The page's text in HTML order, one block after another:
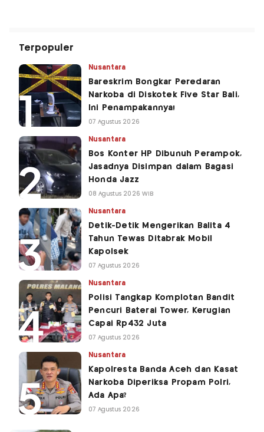
Terpopuler
Nusantara
Bareskrim Bongkar Peredaran
Narkoba di Diskotek Five Star Bali,
Ini Penampakannya!
07 Agustus 2026
Nusantara
Bos Konter HP Dibunuh Perampok,
Jasadnya Disimpan dalam Bagasi
Honda Jazz
08 Agustus 2026 WIB
Nusantara
Detik-Detik Mengerikan Balita 4
Tahun Tewas Ditabrak Mobil
Kapolsek
07 Agustus 2026
Nusantara
Polisi Tangkap Komplotan Bandit
Pencuri Baterai Tower, Kerugian
Capai Rp432 Juta
07 Agustus 2026
Nusantara
Kapolresta Banda Aceh dan Kasat
Narkoba Diperiksa Propam Polri,
Ada Apa?
07 Agustus 2026